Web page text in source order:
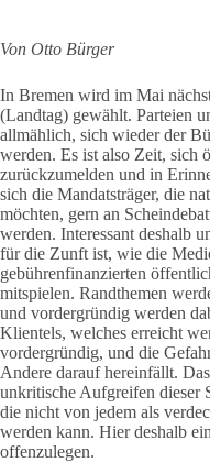
Von Otto Bürger
In Bremen wird im Mai
(Landtag) gewählt. Parteien
allmählich, sich wieder der
werden. Es ist also Zeit, sich
zurückzumelden und in
sich die Mandatsträger, die
möchten, gern an
werden. Interessant deshalb
für die Zunft ist, wie die
gebührenfinanzierten
mitspielen. Randthemen
und vordergründig werden
Klientels, welches erreicht
vordergründig, und die
Andere darauf hereinfällt.
unkritische Aufgreifen dieser
die nicht von jedem als
werden kann. Hier deshalb
offenzulegen.